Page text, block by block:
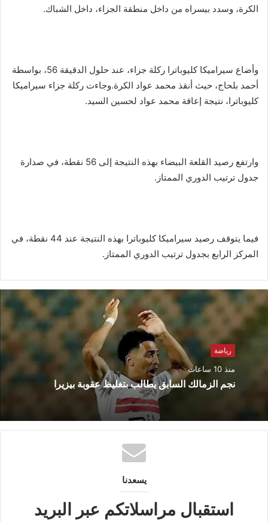
الكرة، وسدد بيسراه من داخل منطقة الجزاء، داخل الشباك.
وأضاع سيراميكا كليوباترا ركلة جزاء، عند حلول الدقيقة 56، بواسطة
أحمد بلحاج، حيث أنقذ محمد عواد الكرة.وجاءت ركلة جزاء سيراميكا
كليوباترا، نتيجة إعاقة محمد عواد لحسين السيد.
وارتفع رصيد القلعة البيضاء بهذه النتيجة إلى 56 نقطة، في صدارة
جدول ترتيب الدوري الممتاز.
فيما يتوقف رصيد سيراميكا كليوباترا بهذه النتيجة عند 44 نقطة، في
المركز الرابع بجدول ترتيب الدوري الممتاز.
رياضة
منذ 10 ساعات
نجم الزمالك السابق يطالب بتغليظ عقوبة بيزيرا
يسعدنا
استقبال مراسلاتكم عبر البريد